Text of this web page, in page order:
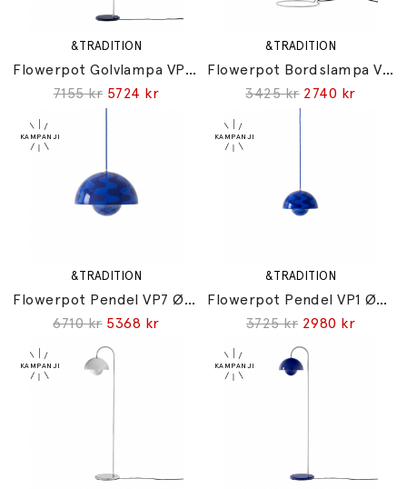
&TRADITION
Flowerpot Golvlampa VP12 Steel Blue
7155 kr 5724 kr
&TRADITION
Flowerpot Bordslampa VP4 Steel Blue
3425 kr 2740 kr
&TRADITION
Flowerpot Pendel VP7 Ø37cm Cobalt Blue & Twilight Blue Pattern
6710 kr 5368 kr
&TRADITION
Flowerpot Pendel VP1 Ø23cm Cobalt Blue & Twilight Blue Pattern
3725 kr 2980 kr